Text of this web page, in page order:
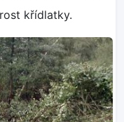
křídlatky.